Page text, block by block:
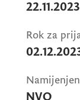
državni
Uredbe o
Rok za
NVO